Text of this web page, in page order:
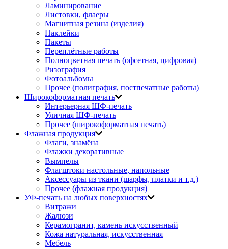
Ламинирование
Листовки, флаеры
Магнитная резина (изделия)
Наклейки
Пакеты
Переплётные работы
Полноцветная печать (офсетная, цифровая)
Ризография
Фотоальбомы
Прочее (полиграфия, постпечатные работы)
Широкоформатная печать
Интерьерная ШФ-печать
Уличная ШФ-печать
Прочее (широкоформатная печать)
Флажная продукция
Флаги, знамёна
Флажки декоративные
Вымпелы
Флагштоки настольные, напольные
Аксессуары из ткани (шарфы, платки и т.д.)
Прочее (флажная продукция)
УФ-печать на любых поверхностях
Витражи
Жалюзи
Керамогранит, камень искусственный
Кожа натуральная, искусственная
Мебель